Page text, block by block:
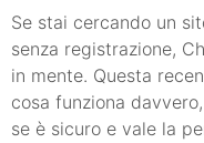
Se stai cercando un
senza registrazione,
in mente. Questa
cosa funziona
se è sicuro e vale la